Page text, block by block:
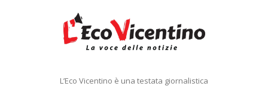
L’Eco Vicentino è una testata giornalistica